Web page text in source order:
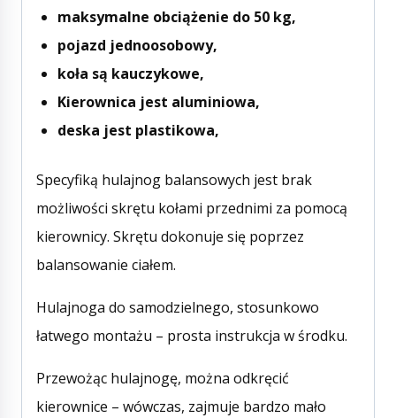
maksymalne obciążenie do 50 kg,
pojazd jednoosobowy,
koła są kauczykowe,
Kierownica jest aluminiowa,
deska jest plastikowa,
Specyfiką hulajnog balansowych jest brak
możliwości skrętu kołami przednimi za pomocą
kierownicy. Skrętu dokonuje się poprzez
balansowanie ciałem.
Hulajnoga do samodzielnego, stosunkowo
łatwego montażu – prosta instrukcja w środku.
Przewożąc hulajnogę, można odkręcić
kierownice – wówczas, zajmuje bardzo mało